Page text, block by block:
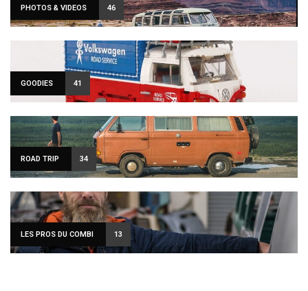
PHOTOS & VIDEOS 46
GOODIES 41
ROAD TRIP 34
LES PROS DU COMBI 13